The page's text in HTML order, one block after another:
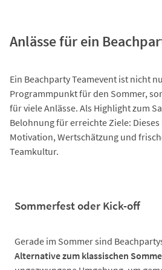
Anlässe für ein
Ein Beachparty Teamevent ist nicht
Programmpunkt für den Sommer,
für viele Anlässe. Als Highlight zum
Belohnung für erreichte Ziele:
Motivation, Wertschätzung und
Teamkultur.
Sommerfest oder Kick-off
Gerade im Sommer sind
Alternative zum klassischen